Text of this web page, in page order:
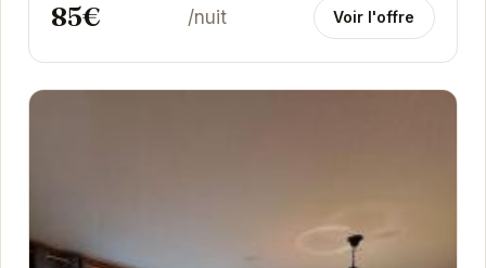
85€ /nuit Voir l'offre